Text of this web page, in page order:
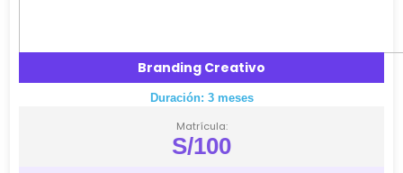
Branding Creativo
Duración: 3 meses
Matrícula:
S/100